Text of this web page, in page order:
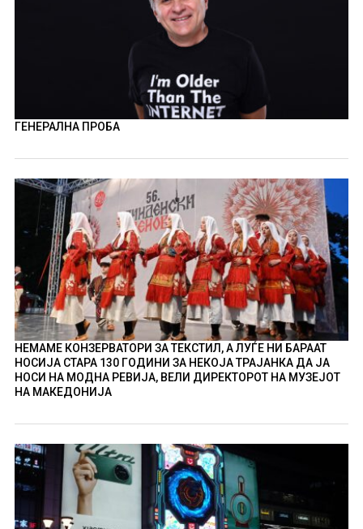
ГЕНЕРАЛНА ПРОБА
НЕМАМЕ КОНЗЕРВАТОРИ ЗА ТЕКСТИЛ, А ЛУЃЕ НИ БАРААТ
НОСИЈА СТАРА 130 ГОДИНИ ЗА НЕКОЈА ТРАЈАНКА ДА ЈА
НОСИ НА МОДНА РЕВИЈА, ВЕЛИ ДИРЕКТОРОТ НА МУЗЕЈОТ
НА МАКЕДОНИЈА